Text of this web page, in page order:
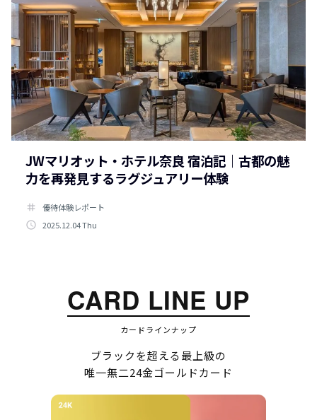
JWマリオット・ホテル奈良 宿泊記｜古都の魅
力を再発見するラグジュアリー体験
tag
優待体験レポート
access_time 2025.12.04 Thu
CARD LINE UP
カードラインナップ
ブラックを超える最上級の
唯一無二24金ゴールドカード